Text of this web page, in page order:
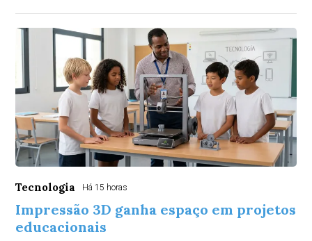
Tecnologia Há 15 horas
Impressão 3D ganha espaço em projetos
educacionais